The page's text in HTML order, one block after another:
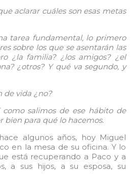
aclarar cuáles son esas metas
tarea fundamental, lo primero
sobre los que se asentarán las
¿la familia? ¿los amigos? ¿el
¿otros? Y qué va segundo, y
de vida ¿no?
como salimos de ese hábito de
bien para qué lo hacemos.
algunos años, hoy Miguel
en la mesa de su oficina. Y lo
está recuperando a Paco y a
a sus hijos, a su esposa, su